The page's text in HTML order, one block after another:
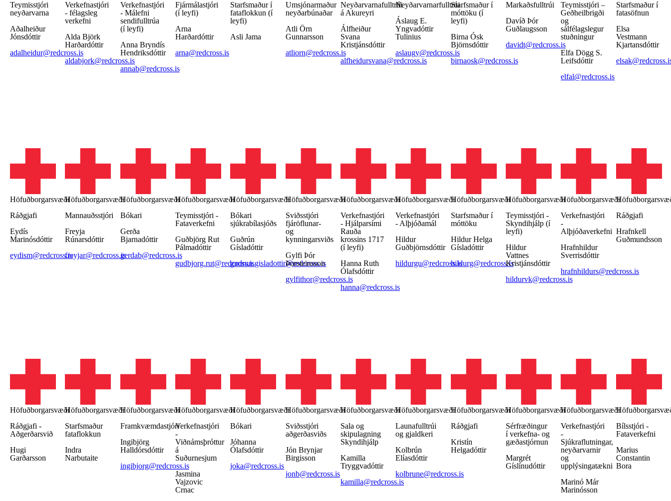
Teymisstjóri
neyðarvarna
Aðalheiður
Jónsdóttir
adalheidur@redcross.is
Verkefnastjóri
- félagsleg
verkefni
Alda Björk
Harðardóttir
aldabjork@redcross.is
Verkefnastjóri
- Málefni
sendifulltrúa
(í leyfi)
Anna Bryndís
Hendriksdóttir
annab@redcross.is
Fjármálastjóri
(í leyfi)
Arna
Harðardóttir
arna@redcross.is
Starfsmaður í
fataflokkun (í
leyfi)
Asli Jama
Umsjónarmaður
neyðarbúnaðar
Atli Örn
Gunnarsson
atliorn@redcross.is
Neyðarvarnafulltrúi
á Akureyri
Álfheiður
Svana
Kristjánsdóttir
alfheidursvana@redcross.is
Neyðarvarnarfulltrúi
Áslaug E.
Yngvadóttir
Tulinius
aslaugy@redcross.is
Starfsmaður í
móttöku (í
leyfi)
Birna Ósk
Björnsdóttir
birnaosk@redcross.is
Markaðsfulltrúi
Davíð Þór
Guðlaugsson
davidt@redcross.is
Teymisstjóri –
Geðheilbrigði
og
sálfélagslegur
stuðningur
Elfa Dögg S.
Leifsdóttir
elfal@redcross.is
Starfsmaður í
fatasöfnun
Elsa
Vestmann
Kjartansdóttir
Höfuðborgarsvæði
Ráðgjafi
Eydís
Marinósdóttir
eydism@redcross.is
Höfuðborgarsvæði
Mannauðsstjóri
Freyja
Rúnarsdóttir
freyjar@redcross.is
Höfuðborgarsvæði
Bókari
Gerða
Bjarnadóttir
gerdab@redcross.is
Höfuðborgarsvæði
Teymisstjóri -
Fataverkefni
Guðbjörg Rut
Pálmadóttir
gudbjorg.rut@redcross.is
Höfuðborgarsvæði
Bókari
sjúkrabílasjóðs
Guðrún
Gísladóttir
gudrun.gisladottir@redcross.is
Höfuðborgarsvæði
Sviðsstjóri
fjáröflunar-
og
kynningarsviðs
Gylfi Þór
Þorsteinsson
gylfithor@redcross.is
Höfuðborgarsvæði
Verkefnastjóri
- Hjálparsími
Rauða
krossins 1717
(í leyfi)
Hanna Ruth
Ólafsdóttir
hanna@redcross.is
Höfuðborgarsvæði
Verkefnastjóri
- Alþjóðamál
Hildur
Guðbjörnsdóttir
hildurgu@redcross.is
Höfuðborgarsvæði
Starfsmaður í
móttöku
Hildur Helga
Gísladóttir
hildurg@redcross.is
Höfuðborgarsvæði
Teymisstjóri -
Skyndihjálp (í
leyfi)
Hildur
Vattnes
Kristjánsdóttir
hildurvk@redcross.is
Höfuðborgarsvæði
Verkefnastjóri
-
Alþjóðaverkefni
Hrafnhildur
Sverrisdóttir
hrafnhildurs@redcross.is
Ráðgjafi
Hrafnkell
Guðmundsson
Höfuðborgarsvæði
Ráðgjafi -
Aðgerðarsvið
Hugi
Garðarsson
Höfuðborgarsvæði
Starfsmaður
fataflokkun
Indra
Narbutaite
Höfuðborgarsvæði
Framkvæmdastjóri
Ingibjörg
Halldórsdóttir
ingibjorg@redcross.is
Höfuðborgarsvæði
Verkefnastjóri
-
Viðnámsþróttur
á
Suðurnesjum
Jasmina
Vajzovic
Crnac
Höfuðborgarsvæði
Bókari
Jóhanna
Ólafsdóttir
joka@redcross.is
Höfuðborgarsvæði
Sviðsstjóri
aðgerðasviðs
Jón Brynjar
Birgisson
jonb@redcross.is
Höfuðborgarsvæði
Sala og
skipulagning
Skyndihjálp
Kamilla
Tryggvadóttir
kamilla@redcross.is
Höfuðborgarsvæði
Launafulltrúi
og gjaldkeri
Kolbrún
Elíasdóttir
kolbrune@redcross.is
Höfuðborgarsvæði
Ráðgjafi
Kristín
Helgadóttir
Höfuðborgarsvæði
Sérfræðingur
í verkefna- og
gæðastjórnun
Margrét
Gíslínudóttir
Höfuðborgarsvæði
Verkefnastjóri
-
Sjúkraflutningar,
neyðarvarnir
og
upplýsingatækni
Marinó Már
Marinósson
Bílsstjóri -
Fataverkefni
Marius
Constantin
Bora